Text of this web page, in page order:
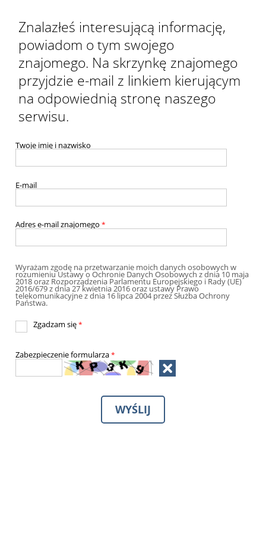
Znalazłeś interesującą informację,
powiadom o tym swojego
znajomego. Na skrzynkę znajomego
przyjdzie e-mail z linkiem kierującym
na odpowiednią stronę naszego
serwisu.
Twoje imię i nazwisko
E-mail
Adres e-mail znajomego *
Wyrażam zgodę na przetwarzanie moich danych osobowych w
rozumieniu Ustawy o Ochronie Danych Osobowych z dnia 10 maja
2018 oraz Rozporządzenia Parlamentu Europejskiego i Rady (UE)
2016/679 z dnia 27 kwietnia 2016 oraz ustawy Prawo
telekomunikacyjne z dnia 16 lipca 2004 przez Służba Ochrony
Państwa.
Zgadzam się *
Zabezpieczenie formularza *